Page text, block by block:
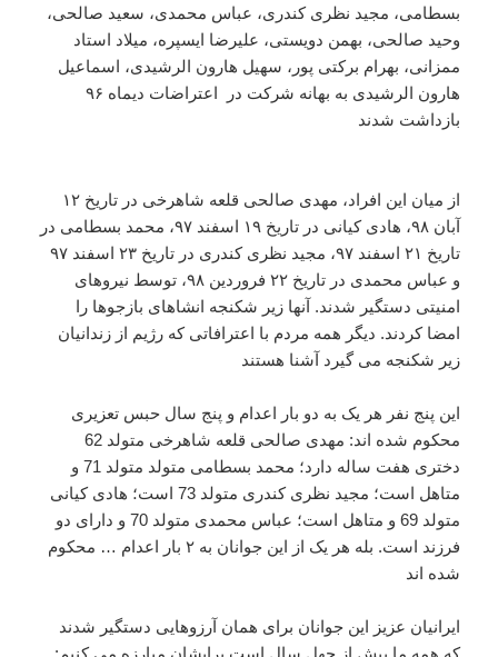
بسطامی، مجید نظری کندری، عباس محمدی، سعید صالحی،
وحید صالحی، بهمن دویستی، علیرضا ایسپره، میلاد استاد
ممزانی، بهرام برکتی پور، سهیل هارون الرشیدی، اسماعیل
هارون الرشیدی به بهانه شرکت در اعتراضات دیماه ۹۶
بازداشت شدند
از میان این افراد، مهدی صالحی قلعه شاهرخی در تاریخ ۱۲
آبان ۹۸، هادی کیانی در تاریخ ۱۹ اسفند ۹۷، محمد بسطامی در
تاریخ ۲۱ اسفند ۹۷، مجید نظری کندری در تاریخ ۲۳ اسفند ۹۷
و عباس محمدی در تاریخ ۲۲ فروردین ۹۸، توسط نیروهای
امنیتی دستگیر شدند. آنها زیر شکنجه انشاهای بازجوها را
امضا کردند. دیگر همه مردم با اعترافاتی که رژیم از زندانیان
زیر شکنجه می گیرد آشنا هستند
این پنج نفر هر یک به دو بار اعدام و پنج سال حبس تعزیری
محکوم شده اند: مهدی صالحی قلعه شاهرخی متولد 62
دختری هفت ساله دارد؛ محمد بسطامی متولد متولد 71 و
متاهل است؛ مجید نظری کندری متولد 73 است؛ هادی کیانی
متولد 69 و متاهل است؛ عباس محمدی متولد 70 و دارای دو
فرزند است. بله هر یک از این جوانان به ۲ بار اعدام … محکوم
شده اند
ایرانیان عزیز این جوانان برای همان آرزوهایی دستگیر شدند
که همه ما بیش از چهل سال است برایشان مبارزه می کنیم: